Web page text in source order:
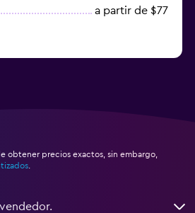
a partir de $77
obtener precios exactos, sin embargo,